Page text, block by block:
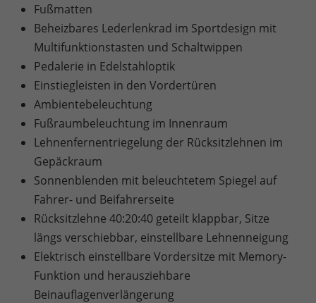
Fußmatten
Beheizbares Lederlenkrad im Sportdesign mit
Multifunktionstasten und Schaltwippen
Pedalerie in Edelstahloptik
Einstiegleisten in den Vordertüren
Ambientebeleuchtung
Fußraumbeleuchtung im Innenraum
Lehnenfernentriegelung der Rücksitzlehnen im
Gepäckraum
Sonnenblenden mit beleuchtetem Spiegel auf
Fahrer- und Beifahrerseite
Rücksitzlehne 40:20:40 geteilt klappbar, Sitze
längs verschiebbar, einstellbare Lehnenneigung
Elektrisch einstellbare Vordersitze mit Memory-
Funktion und herausziehbare
Beinauflagenverlängerung